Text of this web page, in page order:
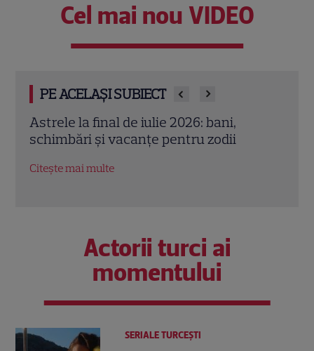
Cel mai nou VIDEO
PE ACELAȘI SUBIECT
Cristina Demetrescu, horoscop: Zodia
care începe un nou capitol după Luna
Actorii turci ai
momentului
SERIALE TURCEŞTI